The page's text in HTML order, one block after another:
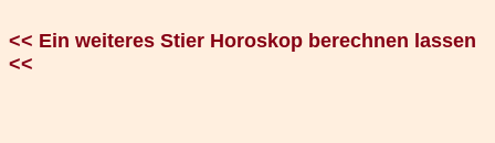
<< Ein weiteres Stier Horoskop berechnen lassen
<<